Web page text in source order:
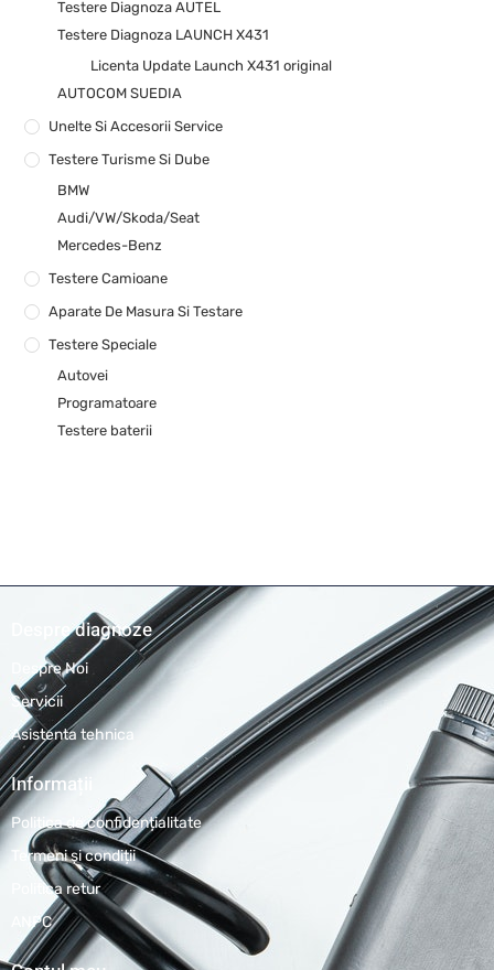
Testere Diagnoza AUTEL
Testere Diagnoza LAUNCH X431
Licenta Update Launch X431 original
AUTOCOM SUEDIA
Unelte Si Accesorii Service
Testere Turisme Si Dube
BMW
Audi/VW/Skoda/Seat
Mercedes-Benz
Testere Camioane
Aparate De Masura Si Testare
Testere Speciale
Autovei
Programatoare
Testere baterii
Despre diagnoze
Despre Noi
Servicii
Asistenta tehnica
Informații
Politica de confidențialitate
Termeni și condiții
Politica retur
ANPC